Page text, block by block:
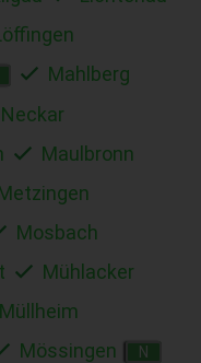
Mahlberg
Maulbronn
Mosbach
Mühlacker
Müllheim
Mössingen N